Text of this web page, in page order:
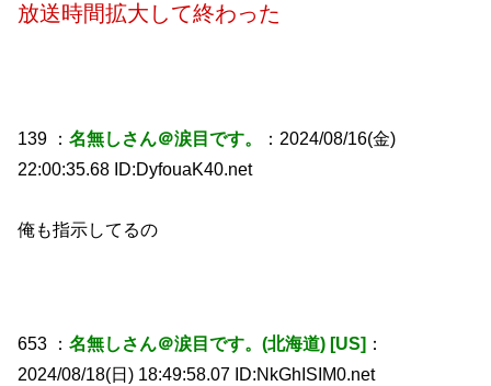
放送時間拡大して終わった
139 ：名無しさん＠涙目です。
：2024/08/16(金)
22:00:35.68 ID:DyfouaK40.net
俺も指示してるの
653 ：名無しさん＠涙目です。(北海道) [US] ：
2024/08/18(日) 18:49:58.07 ID:NkGhISIM0.net